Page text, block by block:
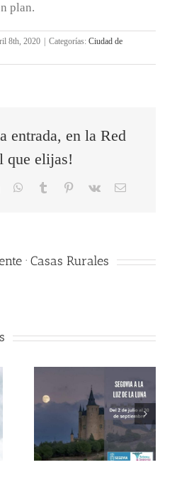
plan.
8th, 2020 Categorías: Ciudad de
entrada, en la Red
que elijas!
WhatsApp
Tumblr Pinterest
Vk
Correo
· Casas Rurales